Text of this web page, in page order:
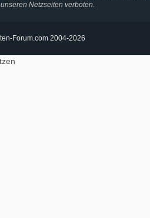
Netzseiten verboten.
Forum.com 2004-2026